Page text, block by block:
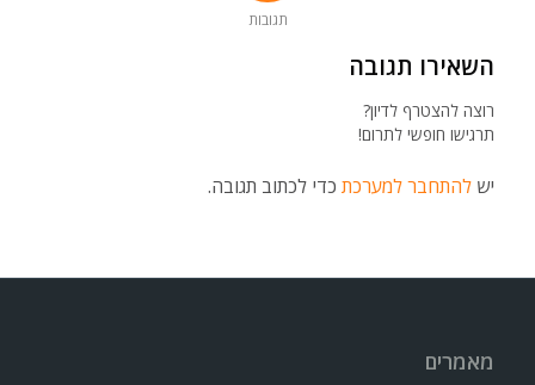
תגובות
השאירו תגובה
רוצה להצטרף לדיון?
תרגישו חופשי לתרום!
יש להתחבר למערכתכדי לכתוב תגובה.
מאמרים